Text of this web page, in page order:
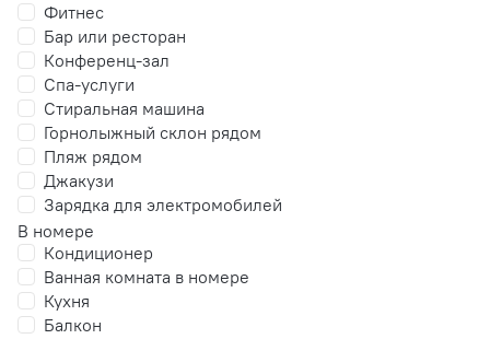
Фитнес
Бар или ресторан
Конференц-зал
Спа-услуги
Стиральная машина
Горнолыжный склон рядом
Пляж рядом
Джакузи
Зарядка для электромобилей
В номере
Кондиционер
Ванная комната в номере
Кухня
Балкон